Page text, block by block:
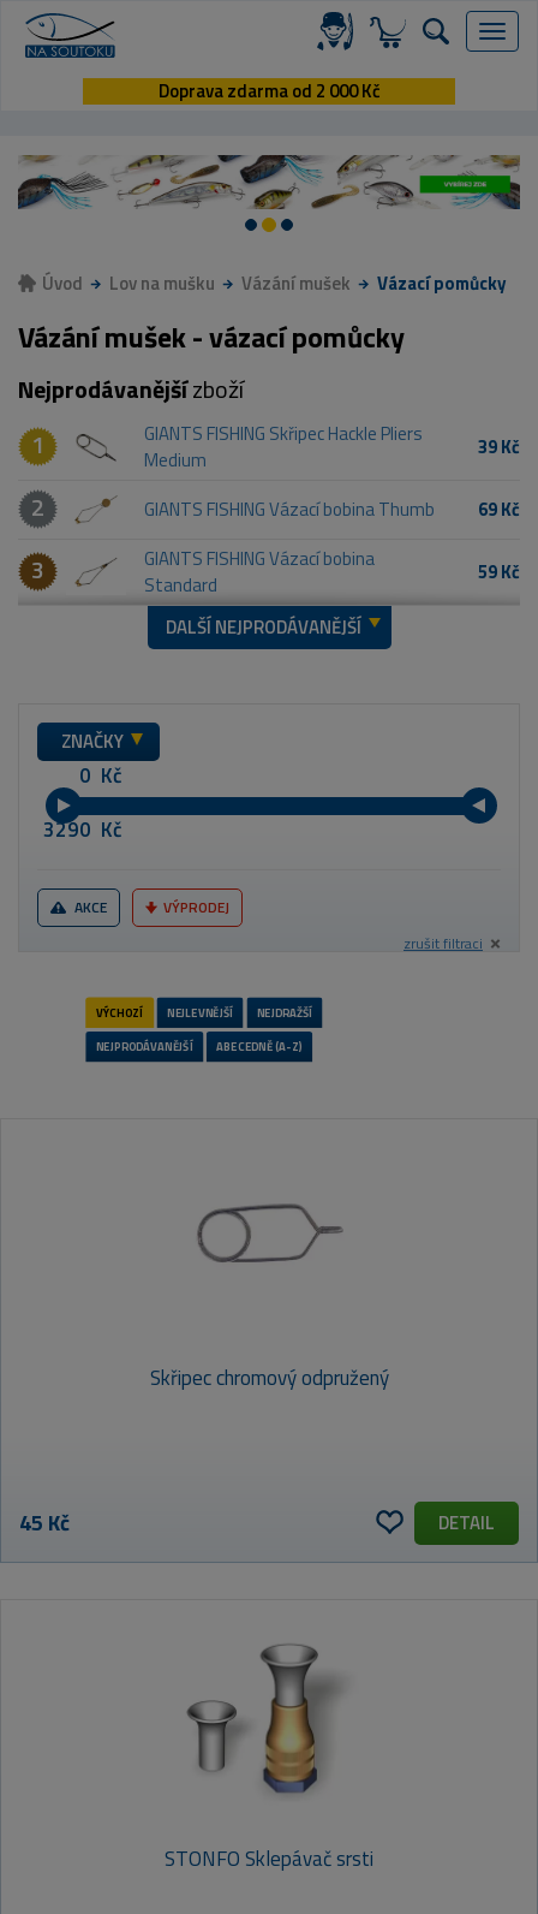
Menu
Doprava zdarma od 2 000 Kč
Úvod Lov na mušku Vázání mušek Vázací pomůcky
Vázání mušek - vázací pomůcky
Nejprodávanějšízboží
1
GIANTS FISHING Skřipec Hackle Pliers
Medium
39 Kč
2 GIANTS FISHING Vázací bobina Thumb 69 Kč
3
GIANTS FISHING Vázací bobina
Standard
59 Kč
DALŠÍ NEJPRODÁVANĚJŠÍ
ZNAČKY
Kč
Kč
AKCE
VÝPRODEJ
zrušit filtraci
NEJPRODÁVANĚJŠÍ
ABECEDNĚ (A-Z)
Skřipec chromový odpružený
45 Kč DETAIL
STONFO Sklepávač srsti